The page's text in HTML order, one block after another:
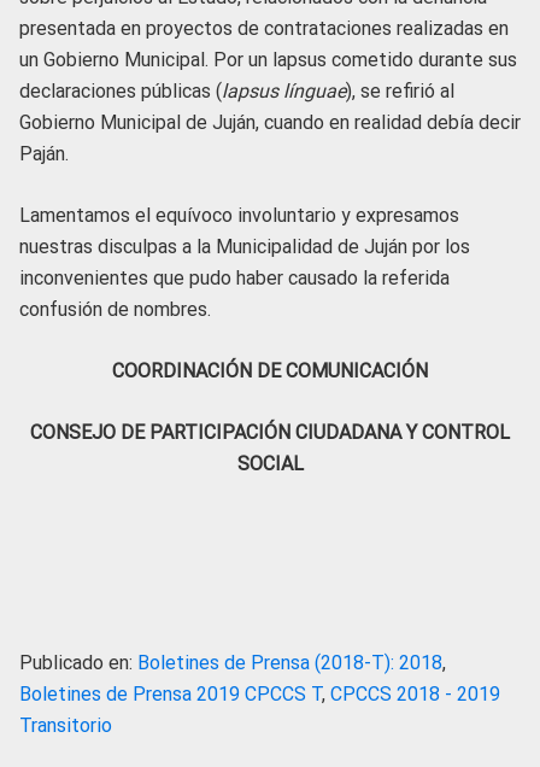
presentada en proyectos de contrataciones realizadas en
un Gobierno Municipal. Por un lapsus cometido durante sus
declaraciones públicas (lapsus línguae), se refirió al
Gobierno Municipal de Juján, cuando en realidad debía decir
Paján.
Lamentamos el equívoco involuntario y expresamos
nuestras disculpas a la Municipalidad de Juján por los
inconvenientes que pudo haber causado la referida
confusión de nombres.
COORDINACIÓN DE COMUNICACIÓN
CONSEJO DE PARTICIPACIÓN CIUDADANA Y CONTROL
SOCIAL
Publicado en: Boletines de Prensa (2018-T): 2018,
Boletines de Prensa 2019 CPCCS T, CPCCS 2018 - 2019
Transitorio